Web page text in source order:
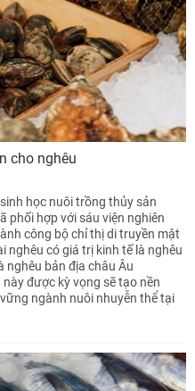
cho nghêu
học nuôi trồng thủy sản
phối hợp với sáu viện nghiên
công bộ chỉ thị di truyền mật
nghêu có giá trị kinh tế là nghêu
nghêu bản địa châu Âu
được kỳ vọng sẽ tạo nền
ngành nuôi nhuyễn thể tại